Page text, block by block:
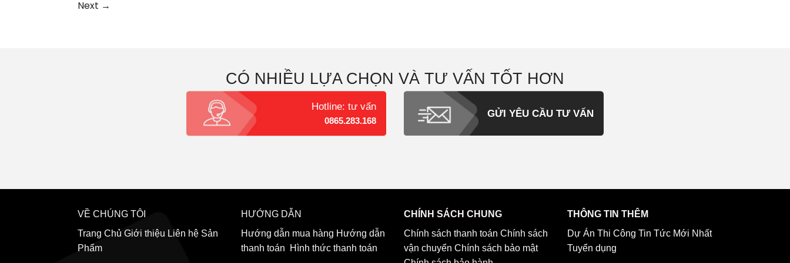
Next →
CÓ NHIỀU LỰA CHỌN VÀ TƯ VẤN TỐT HƠN
Hotline: tư vấn
0865.283.168
GỬI YÊU CẦU TƯ VẤN
VỀ CHÚNG TÔI
Trang Chủ Giới thiệu Liên hệ Sản
Phẩm
HƯỚNG DẪN
Hướng dẫn mua hàng Hướng dẫn
thanh toán
Hình thức thanh toán
CHÍNH SÁCH CHUNG
Chính sách thanh toán Chính sách
vận chuyển Chính sách bảo mật
THÔNG TIN THÊM
Dự Án Thi Công Tin Tức Mới Nhất
Tuyển dụng